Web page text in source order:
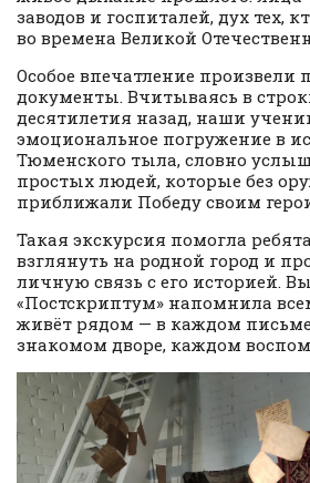
заводов и госпиталей, дух тех,
во времена Великой
Особое впечатление произвели
документы. Вчитываясь в
десятилетия назад, наши
эмоциональное погружение в
Тюменского тыла, словно
простых людей, которые без
приближали Победу своим
Такая экскурсия помогла
взглянуть на родной город и
личную связь с его историей.
«Постскриптум» напомнила
живёт рядом — в каждом
знакомом дворе, каждом